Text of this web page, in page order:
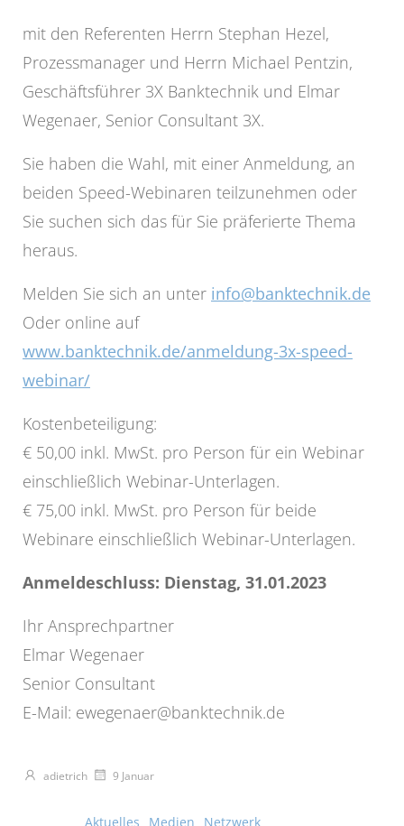
mit den Referenten Herrn Stephan Hezel,
Prozessmanager und Herrn Michael Pentzin,
Geschäftsführer 3X Banktechnik und Elmar
Wegenaer, Senior Consultant 3X.
Sie haben die Wahl, mit einer Anmeldung, an
beiden Speed-Webinaren teilzunehmen oder
Sie suchen sich das für Sie präferierte Thema
heraus.
Melden Sie sich an unter info@banktechnik.de
Oder online auf
www.banktechnik.de/anmeldung-3x-speed-
webinar/
Kostenbeteiligung:
€ 50,00 inkl. MwSt. pro Person für ein Webinar
einschließlich Webinar-Unterlagen.
€ 75,00 inkl. MwSt. pro Person für beide
Webinare einschließlich Webinar-Unterlagen.
Anmeldeschluss: Dienstag, 31.01.2023
Ihr Ansprechpartner
Elmar Wegenaer
Senior Consultant
E-Mail: ewegenaer@banktechnik.de
adietrich 9 Januar
Aktuelles Medien Netzwerk